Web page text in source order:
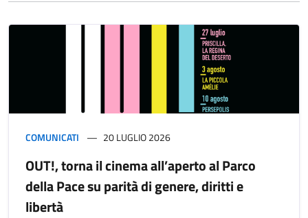
COMUNICATI 20 LUGLIO 2026
OUT!, torna il cinema all’aperto al Parco
della Pace su parità di genere, diritti e
libertà